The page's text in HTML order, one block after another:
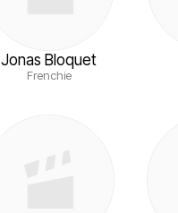
Jonas Bloquet
Frenchie